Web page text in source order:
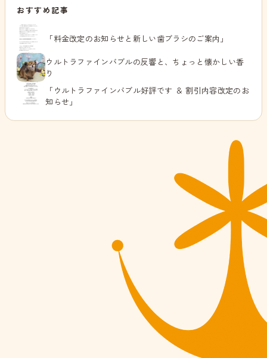
おすすめ記事
「料金改定のお知らせと新しい歯ブラシのご案内」
ウルトラファインバブルの反響と、ちょっと懐かしい香
り
「ウルトラファインバブル好評です ＆ 割引内容改定のお
知らせ」